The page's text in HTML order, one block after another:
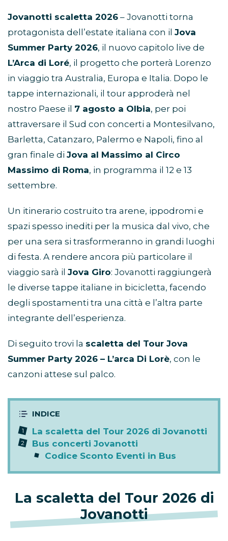
Jovanotti scaletta 2026 – Jovanotti torna
protagonista dell’estate italiana con il Jova
Summer Party 2026, il nuovo capitolo live de
L’Arca di Loré, il progetto che porterà Lorenzo
in viaggio tra Australia, Europa e Italia. Dopo le
tappe internazionali, il tour approderà nel
nostro Paese il 7 agosto a Olbia, per poi
attraversare il Sud con concerti a Montesilvano,
Barletta, Catanzaro, Palermo e Napoli, fino al
gran finale di Jova al Massimo al Circo
Massimo di Roma, in programma il 12 e 13
settembre.
Un itinerario costruito tra arene, ippodromi e
spazi spesso inediti per la musica dal vivo, che
per una sera si trasformeranno in grandi luoghi
di festa. A rendere ancora più particolare il
viaggio sarà il Jova Giro: Jovanotti raggiungerà
le diverse tappe italiane in bicicletta, facendo
degli spostamenti tra una città e l’altra parte
integrante dell’esperienza.
Di seguito trovi la scaletta del Tour Jova
Summer Party 2026 – L’arca Di Lorè, con le
canzoni attese sul palco.
La scaletta del Tour 2026 di Jovanotti
Bus concerti Jovanotti
Codice Sconto Eventi in Bus
La scaletta del Tour 2026 di
Jovanotti